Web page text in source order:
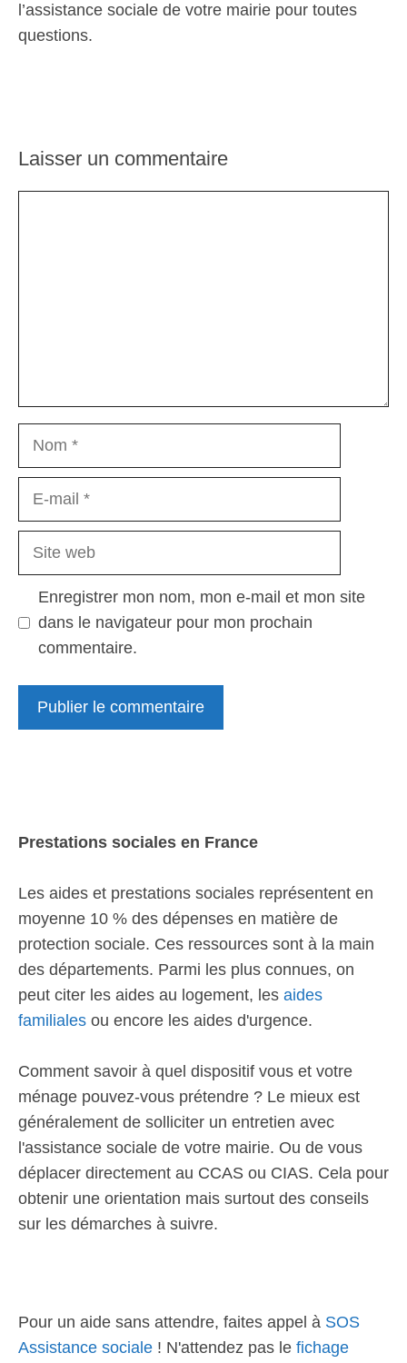
l’assistance sociale de votre mairie pour toutes
questions.
Laisser un commentaire
Nom
Site
Enregistrer mon nom, mon e-mail et mon site
dans le navigateur pour mon prochain
commentaire.
Prestations sociales en France
Les aides et prestations sociales représentent en
moyenne 10 % des dépenses en matière de
protection sociale. Ces ressources sont à la main
des départements. Parmi les plus connues, on
peut citer les aides au logement, les aides
familiales ou encore les aides d'urgence.
Comment savoir à quel dispositif vous et votre
ménage pouvez-vous prétendre ? Le mieux est
généralement de solliciter un entretien avec
l'assistance sociale de votre mairie. Ou de vous
déplacer directement au CCAS ou CIAS. Cela pour
obtenir une orientation mais surtout des conseils
sur les démarches à suivre.
Pour un aide sans attendre, faites appel à SOS
Assistance sociale ! N'attendez pas le fichage